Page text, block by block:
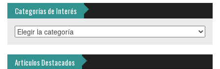
Categorías de Interés
Categorías
de
Artículos Destacados